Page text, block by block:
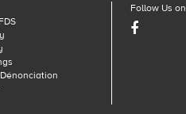
Follow Us on
Facebook